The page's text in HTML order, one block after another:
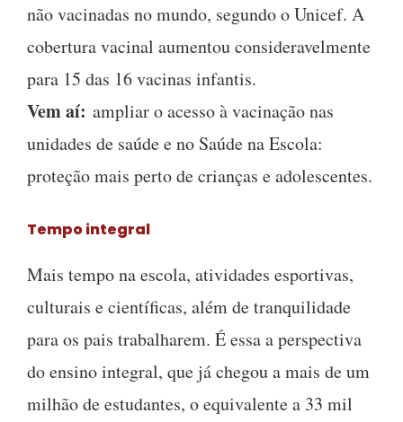
não vacinadas no mundo, segundo o Unicef. A
cobertura vacinal aumentou consideravelmente
para 15 das 16 vacinas infantis.
Vem aí: ampliar o acesso à vacinação nas
unidades de saúde e no Saúde na Escola:
proteção mais perto de crianças e adolescentes.
Tempo integral
Mais tempo na escola, atividades esportivas,
culturais e científicas, além de tranquilidade
para os pais trabalharem. É essa a perspectiva
do ensino integral, que já chegou a mais de um
milhão de estudantes, o equivalente a 33 mil